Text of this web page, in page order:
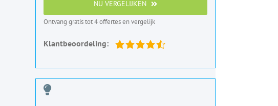
NU VERGELIJKEN
Ontvang gratis tot 4 offertes en vergelijk
Klantbeoordeling: